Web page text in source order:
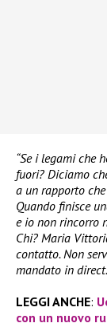
“Se i legami che
fuori? Diciamo
a un rapporto
Quando finisce
e io non rincorro
Chi? Maria
contatto. Non
mandato in
LEGGI ANCHE:
con un nuovo